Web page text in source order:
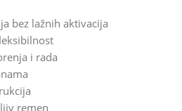
bez lažnih aktivacija
i rada
remen